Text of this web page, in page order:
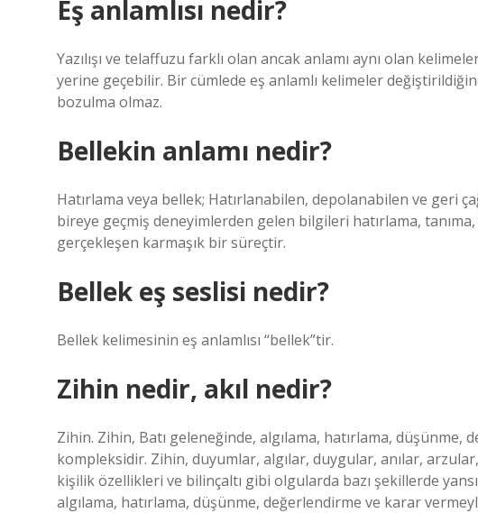
Eş anlamlısı nedir?
Yazılışı ve telaffuzu farklı olan ancak anlamı aynı olan
yerine geçebilir. Bir cümlede eş anlamlı kelimeler
bozulma olmaz.
Bellekin anlamı nedir?
Hatırlama veya bellek; Hatırlanabilen, depolanabilen ve geri
bireye geçmiş deneyimlerden gelen bilgileri hatırlama,
gerçekleşen karmaşık bir süreçtir.
Bellek eş seslisi nedir?
Bellek kelimesinin eş anlamlısı “bellek”tir.
Zihin nedir, akıl nedir?
Zihin. Zihin, Batı geleneğinde, algılama, hatırlama,
kompleksidir. Zihin, duyumlar, algılar, duygular, anılar,
kişilik özellikleri ve bilinçaltı gibi olgularda bazı şekillerde
algılama, hatırlama, düşünme, değerlendirme ve karar